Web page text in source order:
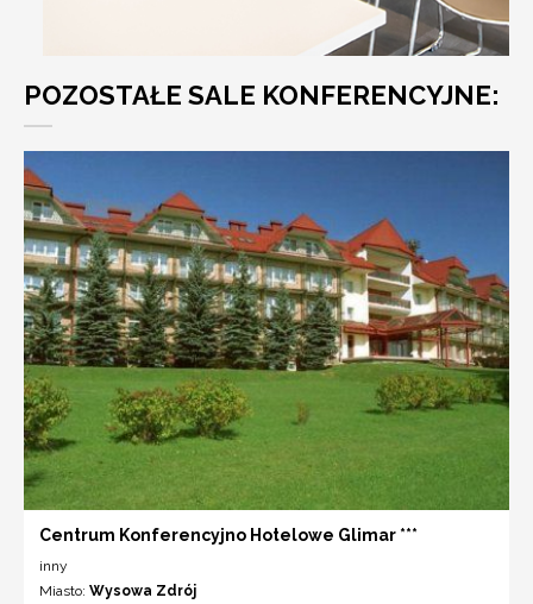
POZOSTAŁE SALE KONFERENCYJNE:
Centrum Konferencyjno Hotelowe Glimar ***
inny
Miasto: Wysowa Zdrój